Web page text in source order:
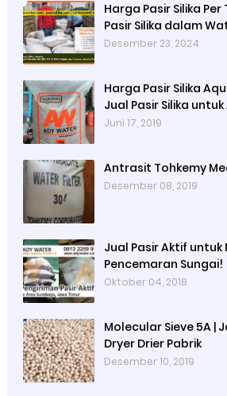
Harga Pasir Silika Per
Pasir Silika dalam
Plant dan Pengolahan
Desember 23, 2024
Harga Pasir Silika
Jual Pasir Silika
Bandung Depok
Juni 17, 2019
Antrasit Tohkemy
Desember 08, 2019
Jual Pasir Aktif
Pencemaran Sungai!
Oktober 04, 2018
Molecular Sieve 5A |
Dryer Drier Pabrik
Desember 10, 2019